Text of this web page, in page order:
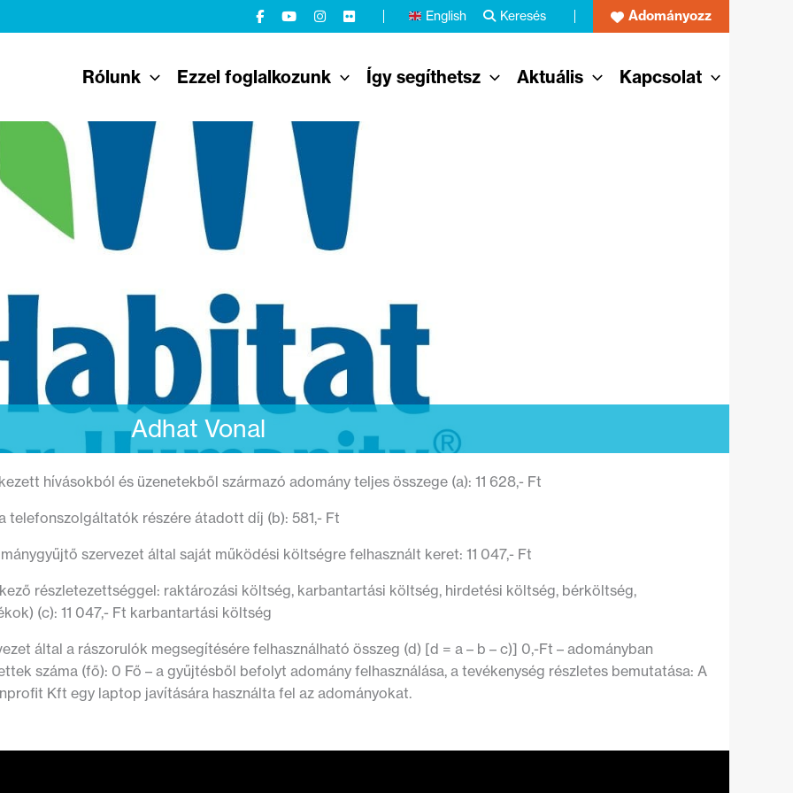
English Keresés Adományozz
Rólunk Ezzel foglalkozunk Így segíthetsz Aktuális Kapcsolat
Adhat Vonal
hívásokból és üzenetekből származó adomány teljes összege (a): 11 628,- Ft
telefonszolgáltatók részére átadott díj (b): 581,- Ft
szervezet által saját működési költségre felhasznált keret: 11 047,- Ft
részletezettséggel: raktározási költség, karbantartási költség, hirdetési költség, bérköltség,
(c): 11 047,- Ft karbantartási költség
által a rászorulók megsegítésére felhasználható összeg (d) [d = a – b – c)] 0,-Ft – adományban
száma (fő): 0 Fő – a gyűjtésből befolyt adomány felhasználása, a tevékenység részletes bemutatása: A
Kft egy laptop javítására használta fel az adományokat.